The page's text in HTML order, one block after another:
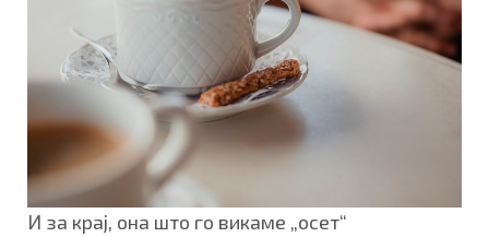
И за крај, она што го викаме „осет“